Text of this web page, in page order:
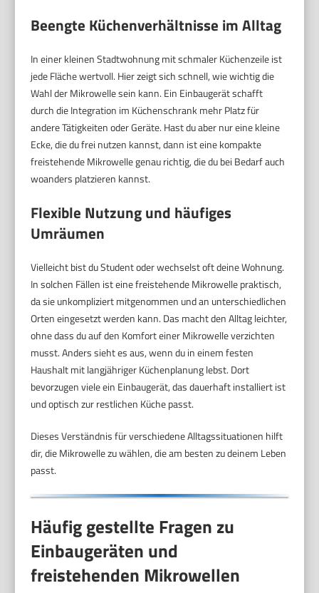
Beengte Küchenverhältnisse im Alltag
In einer kleinen Stadtwohnung mit schmaler Küchenzeile ist
jede Fläche wertvoll. Hier zeigt sich schnell, wie wichtig die
Wahl der Mikrowelle sein kann. Ein Einbaugerät schafft
durch die Integration im Küchenschrank mehr Platz für
andere Tätigkeiten oder Geräte. Hast du aber nur eine kleine
Ecke, die du frei nutzen kannst, dann ist eine kompakte
freistehende Mikrowelle genau richtig, die du bei Bedarf auch
woanders platzieren kannst.
Flexible Nutzung und häufiges
Umräumen
Vielleicht bist du Student oder wechselst oft deine Wohnung.
In solchen Fällen ist eine freistehende Mikrowelle praktisch,
da sie unkompliziert mitgenommen und an unterschiedlichen
Orten eingesetzt werden kann. Das macht den Alltag leichter,
ohne dass du auf den Komfort einer Mikrowelle verzichten
musst. Anders sieht es aus, wenn du in einem festen
Haushalt mit langjähriger Küchenplanung lebst. Dort
bevorzugen viele ein Einbaugerät, das dauerhaft installiert ist
und optisch zur restlichen Küche passt.
Dieses Verständnis für verschiedene Alltagssituationen hilft
dir, die Mikrowelle zu wählen, die am besten zu deinem Leben
passt.
Häufig gestellte Fragen zu
Einbaugeräten und
freistehenden Mikrowellen